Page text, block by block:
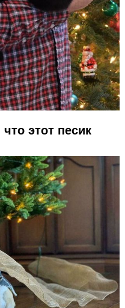
этот песик